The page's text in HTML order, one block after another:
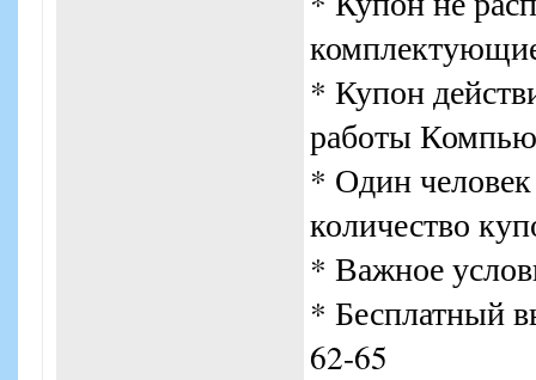
* Купон
работы
* Один
количество
* Важное
* Бесплатный
62-65